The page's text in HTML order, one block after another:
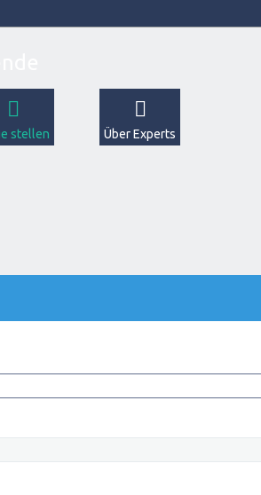
stellen Über Experts